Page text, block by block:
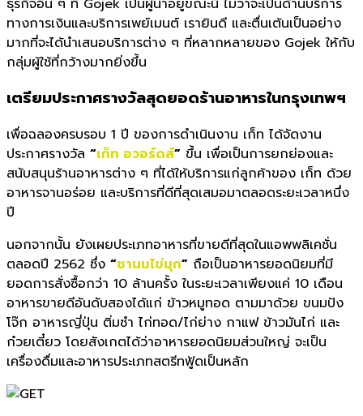
ทางการเงินและบริการเพย์เมนต์ เรายินดี และตื่นเต้นเป็นอย่าง
มากที่จะได้นำเสนอบริการต่าง ๆ ที่หลากหลายของ Gojekให้กับ
กลุ่มผู้ใช้ที่กว้างมากยิ่งขึ้น
เตรียมประกาศรางวัลสุดยอดร้านอาหารในกรุงเทพฯ
เพื่อฉลองครบรอบ 1 ปี ของการดำเนินงาน เก็ท ได้จัดงาน
ประกาศรางวัล “เก็ท อวอร์ดส์” ขึ้น เพื่อเป็นการยกย่องและ
สนับสนุนร้านอาหารต่าง ๆ ที่ได้ให้บริการแก่ลูกค้าของ เก็ท ด้วย
อาหารจานอร่อย และบริการที่ดีที่สุดเสมอมาตลอดระยะเวลาหนึ่ง
ปี
นอกจากนั้น ยังเผยประเภทอาหารที่ขายดีที่สุดในแอพพลิเคชั่น
ตลอดปี 2562 ซึ่ง “ชานมไข่มุก” ถือเป็นอาหารยอดนิยมที่มี
ยอดการสั่งซื้อกว่า 10 ล้านครั้ง ในระยะเวลาเพียงแค่ 10 เดือน
อาหารขายดีอันดับสองได้แก่ ข้าวหมูทอด ตามมาด้วย ขนมปัง
โจ๊ก อาหารญี่ปุ่น ติ่มซำ ไก่ทอด/ไก่ย่าง กาแฟ ข้าวมันไก่ และ
ก๋วยเตี๋ยว โดยสังเกตได้ว่าอาหารยอดนิยมส่วนใหญ่ จะเป็น
เครื่องดื่มและอาหารประเภทสตรีทฟู้ดเป็นหลัก